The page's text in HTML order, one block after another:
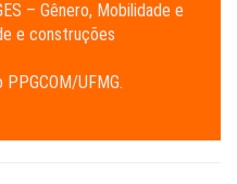
– Gênero, Mobilidade e
e construções
UFMG.